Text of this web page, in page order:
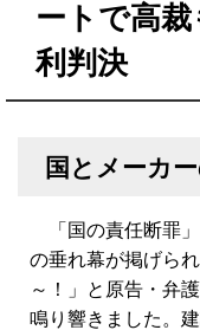
ートで高
利判決
国とメーカ
「国の責任断罪」
の垂れ幕が掲げら
～！」と原告・弁
鳴り響きました。